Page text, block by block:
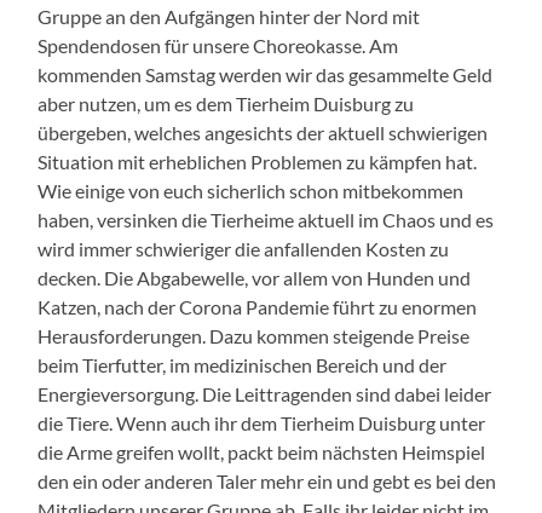
Gruppe an den Aufgängen hinter der Nord mit
Spendendosen für unsere Choreokasse. Am
kommenden Samstag werden wir das gesammelte Geld
aber nutzen, um es dem Tierheim Duisburg zu
übergeben, welches angesichts der aktuell schwierigen
Situation mit erheblichen Problemen zu kämpfen hat.
Wie einige von euch sicherlich schon mitbekommen
haben, versinken die Tierheime aktuell im Chaos und es
wird immer schwieriger die anfallenden Kosten zu
decken. Die Abgabewelle, vor allem von Hunden und
Katzen, nach der Corona Pandemie führt zu enormen
Herausforderungen. Dazu kommen steigende Preise
beim Tierfutter, im medizinischen Bereich und der
Energieversorgung. Die Leittragenden sind dabei leider
die Tiere. Wenn auch ihr dem Tierheim Duisburg unter
die Arme greifen wollt, packt beim nächsten Heimspiel
den ein oder anderen Taler mehr ein und gebt es bei den